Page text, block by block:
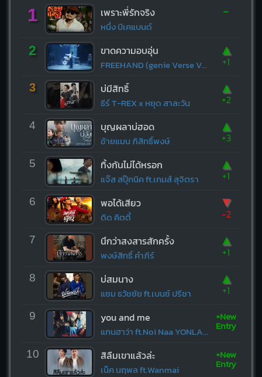
1 เพราะพี่รักจริง
หนึ่ง บีเคแบนด์
-
2 ขาดความอบอุ่น
FREEHAND (genie Verse Vol.1)
▲
+1
3 บ่มีสิทธิ์
ธีร์ T-REX x หยุด สาละวัน
▲
+2
4 บุญผลาบ่ฮอด
อ้ายแมน ภิสิทธิ์พงษ์
▲
+3
5 ทิ้งกันไม่ได้หรอก
แจ๊ส สปุ๊กนิค ft.เกมส์ สุจิตรา
▲
+1
6 พอได้เสียว
ดิด คิตตี้
▼
-2
7 นึกว่าสงสารสักครั้ง
พงษ์สิทธิ์ คำภีร์
▲
+1
8 บ่สมนาง
แซม ธวัชชัย ft.เบนซ์ ปรีชา
▲
+1
9 you and me
แกนฮาว่า ft.Noi Naa YONLAPA
+New
Entry
10 สิลืมเขาแล้วล่ะ
เน็ค นฤพล ft.Wanmai
+New
Entry